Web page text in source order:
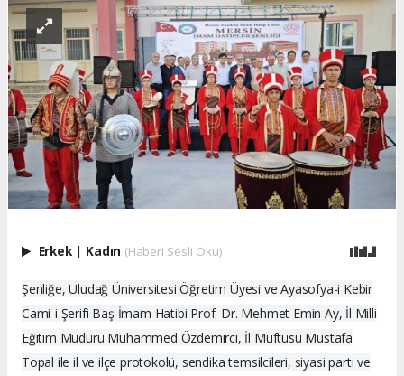
Erkek | Kadın (Haberi Sesli Oku)
Şenliğe, Uludağ Üniversitesi Öğretim Üyesi ve Ayasofya-i Kebir
Cami-i Şerifi Baş İmam Hatibi Prof. Dr. Mehmet Emin Ay, İl Milli
Eğitim Müdürü Muhammed Özdemirci, İl Müftüsü Mustafa
Topal ile il ve ilçe protokolü, sendika temsilcileri, siyasi parti ve